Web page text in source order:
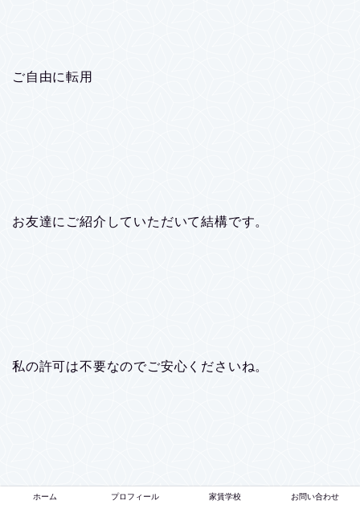
ご自由に転用
お友達にご紹介していただいて結構です。
私の許可は不要なのでご安心くださいね。
ホーム プロフィール 家賃学校 お問い合わせ